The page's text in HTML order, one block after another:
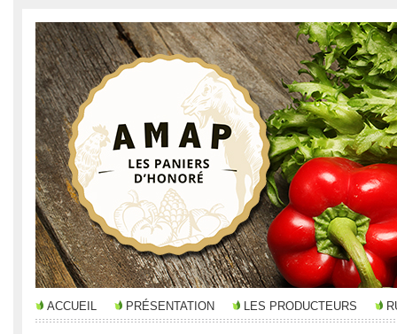
ACCUEIL PRÉSENTATION LES PRODUCTEURS